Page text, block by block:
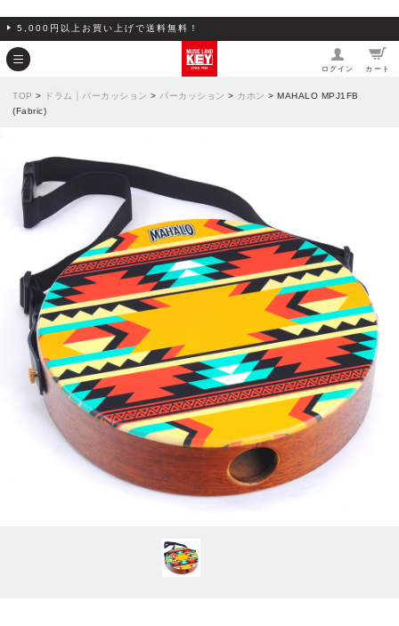
5,000円以上お買い上げで送料無料！
ログイン カート
TOP > ドラム｜パーカッション > パーカッション > カホン > MAHALO MPJ1FB
(Fabric)